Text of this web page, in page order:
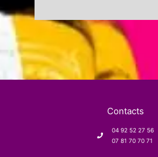
Contacts
04 92 52 27 56
07 81 70 70 71